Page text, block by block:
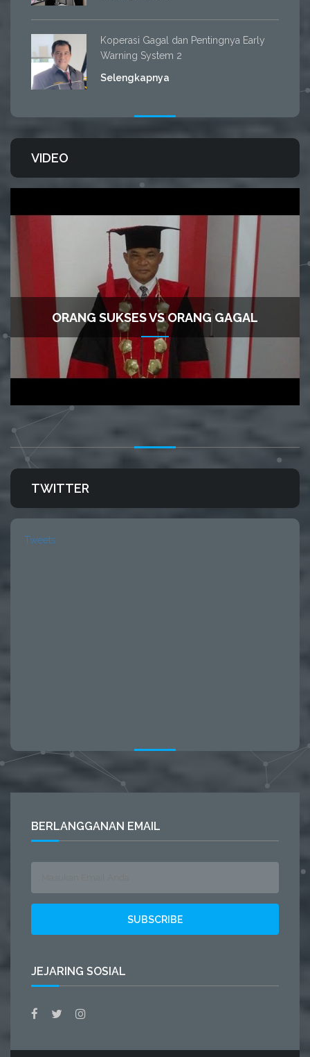
Koperasi Gagal dan Pentingnya Early
Warning System 2
Selengkapnya
VIDEO
ORANG SUKSES VS ORANG GAGAL
TWITTER
Tweets
BERLANGGANAN EMAIL
JEJARING SOSIAL